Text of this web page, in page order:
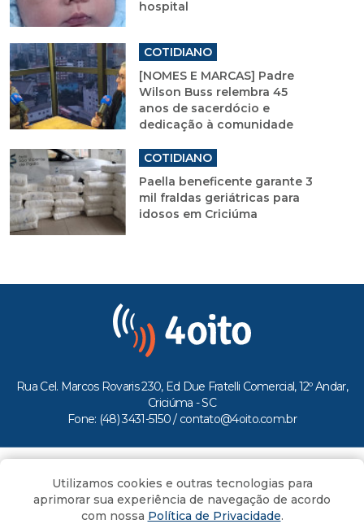
hospital
COTIDIANO
[NOMES E MARCAS] Padre
Wilson Buss relembra 45
anos de sacerdócio e
dedicação à comunidade
COTIDIANO
Paella beneficente garante 3
mil fraldas geriátricas para
idosos em Criciúma
Rua Cel. Marcos Rovaris 230, Ed Due Fratelli Comercial, 12º Andar,
Criciúma - SC
Fone: (48) 3431-5150 / contato@4oito.com.br
Todos os direitos reservados ao Portal 4oito
Utilizamos cookies e outras tecnologias para
aprimorar sua experiência de navegação de acordo
com nossa Política de Privacidade.